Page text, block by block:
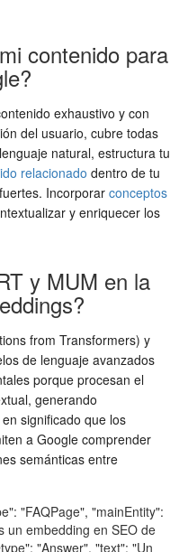
contenido para
exhaustivo y con
del usuario, cubre todas
natural, estructura tu
relacionado dentro de tu
Incorporar conceptos
y enriquecer los
y MUM en la
from Transformers) y
de lenguaje avanzados
porque procesan el
generando
significado que los
a Google comprender
semánticas entre
"FAQPage", "mainEntity":
un embedding en SEO de
"Answer", "text": "Un